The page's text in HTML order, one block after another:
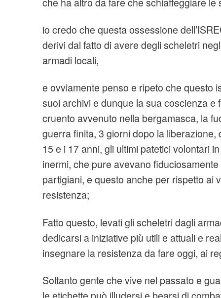
io credo che questa ossessione
derivi dal fatto di avere degli scheletri
armadi locali,
e ovviamente penso e ripeto che questo
suoi archivi e dunque la sua coscienza e
cruento avvenuto nella bergamasca, la
guerra finita, 3 giorni dopo la
15 e i 17 anni, gli ultimi patetici volontari
inermi, che pure avevano
partigiani, e questo anche per rispetto ai
resistenza;
Fatto questo, levati gli scheletri dagli
dedicarsi a iniziative più utili e attuali e
insegnare la resistenza da fare oggi, ai
Soltanto gente che vive nel passato e